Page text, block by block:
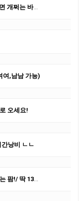
닷가 있는 숙소
여,남남 가능)
오세요!
낭비 ㄴㄴ
13주만 하세요